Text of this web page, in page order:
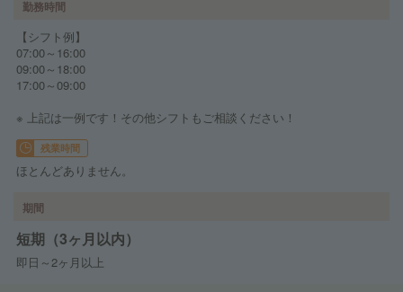
勤務時間
【シフト例】
07:00～16:00
09:00～18:00
17:00～09:00
※ 上記は一例です！その他シフトもご相談ください！
残業時間
ほとんどありません。
期間
短期（3ヶ月以内）
即日～2ヶ月以上